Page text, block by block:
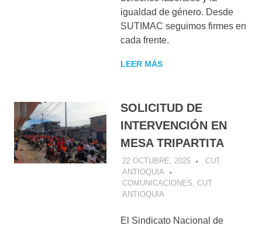
igualdad de género. Desde
SUTIMAC seguimos firmes en
cada frente.
LEER MÁS
SOLICITUD DE
INTERVENCIÓN EN
MESA TRIPARTITA
22 OCTUBRE, 2025
CUT
ANTIOQUIA
COMUNICACIONES, CUT
ANTIOQUIA
El Sindicato Nacional de